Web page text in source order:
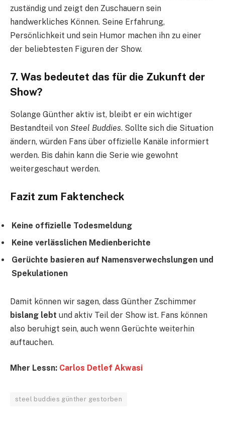
zuständig und zeigt den Zuschauern sein
handwerkliches Können. Seine Erfahrung,
Persönlichkeit und sein Humor machen ihn zu einer
der beliebtesten Figuren der Show.
7. Was bedeutet das für die Zukunft der
Show?
Solange Günther aktiv ist, bleibt er ein wichtiger
Bestandteil von Steel Buddies. Sollte sich die Situation
ändern, würden Fans über offizielle Kanäle informiert
werden. Bis dahin kann die Serie wie gewohnt
weitergeschaut werden.
Fazit zum Faktencheck
Keine offizielle Todesmeldung
Keine verlässlichen Medienberichte
Gerüchte basieren auf Namensverwechslungen und
Spekulationen
Damit können wir sagen, dass Günther Zschimmer
bislang lebt und aktiv Teil der Show ist. Fans können
also beruhigt sein, auch wenn Gerüchte weiterhin
auftauchen.
Mher Lessn: Carlos Detlef Akwasi
steel buddies günther gestorben